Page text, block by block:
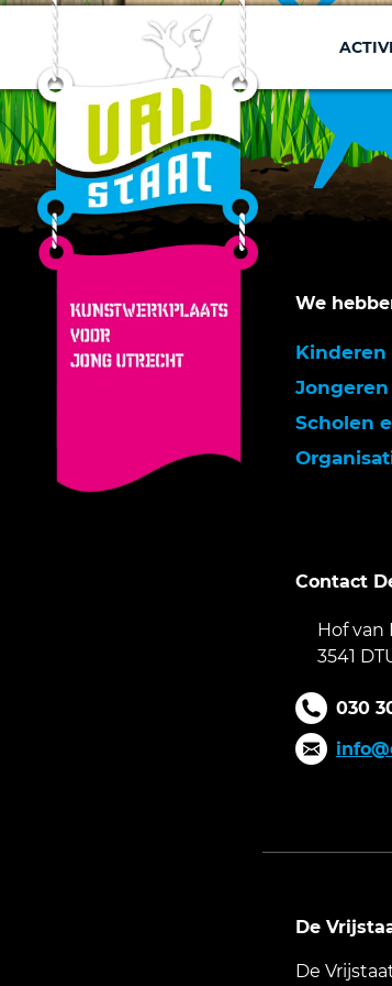
We
Kinderen
Jongeren
Scholen
Contact
Hof van
3541
030
De
De